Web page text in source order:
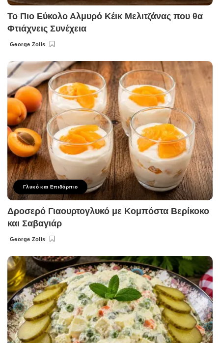
Το Πιο Εύκολο Αλμυρό Κέικ Μελιτζάνας που θα
Φτιάχνεις Συνέχεια
Posted
George Zolis
Γλυκό και Επιδόρπιο
Δροσερό Γιαουρτογλυκό με Κομπόστα Βερίκοκο
και Σαβαγιάρ
Posted
George Zolis